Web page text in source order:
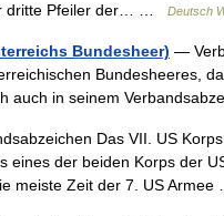
dritte Pfeiler der… …
Deutsch
Bundesheer) —
Bundesheeres,
auch in seinem
Das VII. US
eines der beiden Korps der
meiste Zeit der 7. US